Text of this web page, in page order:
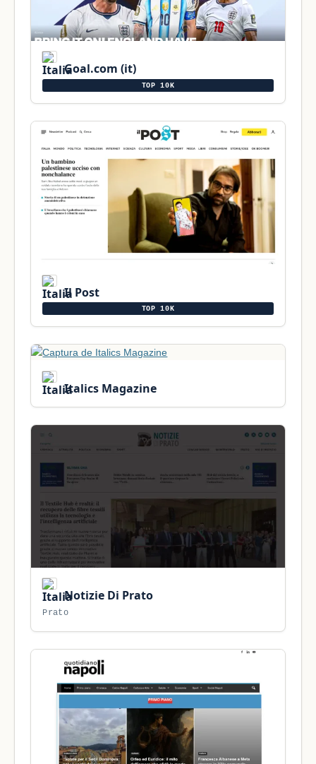
Goal.com (it)
TOP 10K
Il Post
TOP 10K
Italics Magazine
Notizie Di Prato
Prato